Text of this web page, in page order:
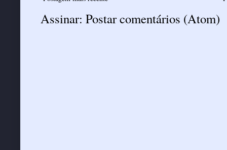
Assinar: Postar comentários (Atom)